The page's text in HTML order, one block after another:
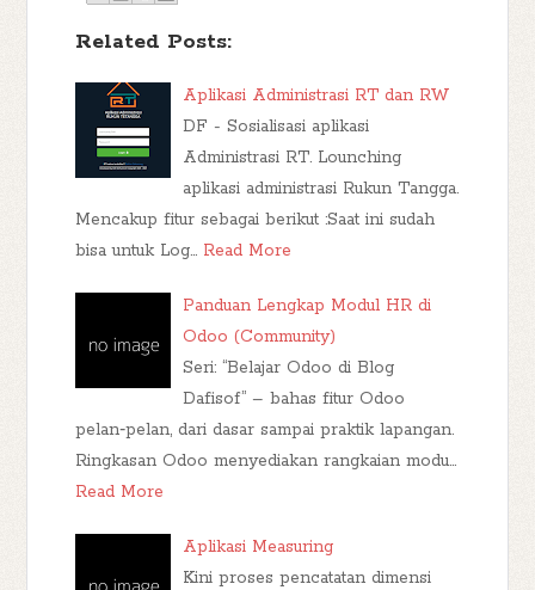
Related Posts:
Aplikasi Administrasi RT dan RW
DF - Sosialisasi aplikasi
Administrasi RT. Lounching
aplikasi administrasi Rukun Tangga.
Mencakup fitur sebagai berikut :Saat ini sudah
bisa untuk Log… Read More
Panduan Lengkap Modul HR di
Odoo (Community)
Seri: “Belajar Odoo di Blog
Dafisof” – bahas fitur Odoo
pelan‑pelan, dari dasar sampai praktik lapangan.
Ringkasan Odoo menyediakan rangkaian modu…
Read More
Aplikasi Measuring
Kini proses pencatatan dimensi